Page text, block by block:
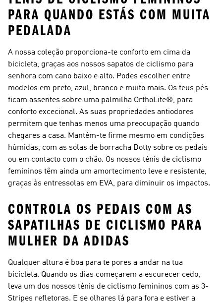
PARA QUANDO ESTÁS COM MUITA
PEDALADA
A nossa coleção proporciona-te conforto em cima da
bicicleta, graças aos nossos sapatos de ciclismo para
senhora com cano baixo e alto. Podes escolher entre
modelos em preto, azul, branco e muito mais. Os teus pés
ficam assentes sobre uma palmilha OrthoLite®, para
conforto excecional. As suas propriedades antiodores
permitem que tenhas menos uma preocupação quando
chegares a casa. Mantém-te firme mesmo em condições
húmidas, com as solas de borracha Dotty sobre os pedais
ou em contacto com o chão. Os nossos ténis de ciclismo
femininos têm ainda um amortecimento leve e resistente,
graças às entressolas em EVA, para diminuir os impactos.
CONTROLA OS PEDAIS COM AS
SAPATILHAS DE CICLISMO PARA
MULHER DA ADIDAS
Qualquer altura é boa para te pores a andar na tua
bicicleta. Quando os dias começarem a escurecer cedo,
leva um dos nossos ténis de ciclismo femininos com as 3-
Stripes refletoras. E se olhares lá para fora e estiver a